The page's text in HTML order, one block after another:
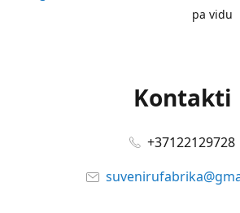
pa vidu
Kontakti
+37122129728